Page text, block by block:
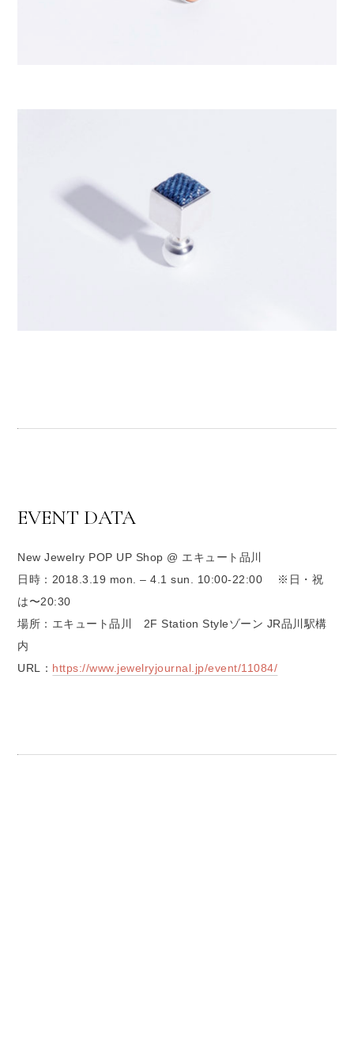
EVENT DATA
New Jewelry POP UP Shop @ エキュート品川
日時：2018.3.19 mon. – 4.1 sun. 10:00-22:00 ※日・祝
は〜20:30
場所：エキュート品川 2F Station Styleゾーン JR品川駅構
内
URL： https://www.jewelryjournal.jp/event/11084/